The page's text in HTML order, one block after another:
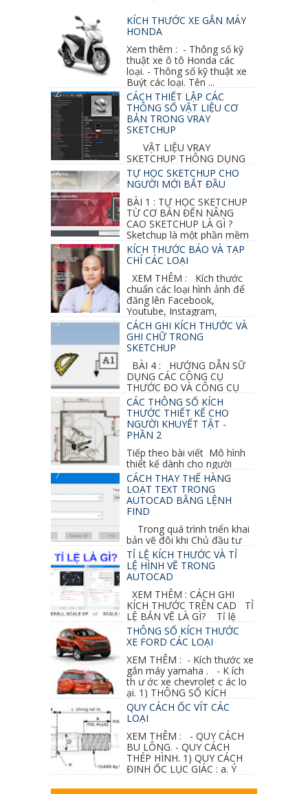
KÍCH THƯỚC XE GẮN MÁY
HONDA
Xem thêm : - Thông số kỹ
thuật xe ô tô Honda các
loại. - Thông số kỹ thuật xe
Buýt các loại. Tên ...
CÁCH THIẾT LẬP CÁC
THÔNG SỐ VẬT LIỆU CƠ
BẢN TRONG VRAY
SKETCHUP
VẬT LIỆU VRAY
SKETCHUP THÔNG DỤNG
NHẤT 1. VẬT LIỆU VRAY INOX BÓNG: ●
Diffuse : đen ● Reflection color ...
TỰ HỌC SKETCHUP CHO
NGƯỜI MỚI BẮT ĐẦU
BÀI 1 : TỰ HỌC SKETCHUP
TỪ CƠ BẢN ĐẾN NÂNG
CAO SKETCHUP LÀ GÌ ?
Sketchup là một phần mềm
vẽ 3d của Google, nó khá dễ sữ...
KÍCH THƯỚC BÁO VÀ TẠP
CHÍ CÁC LOẠI
XEM THÊM : Kích thước
chuẩn các loại hình ảnh để
đăng lên Facebook,
Youtube, Instagram,
Linkedin, Pinterest...CÁCH GHI KÍCH THƯỚC VÀ
GHI CHỮ TRONG
SKETCHUP
BÀI 4 : HƯỚNG DẪN SỮ
DỤNG CÁC CÔNG CỤ
THƯỚC ĐO VÀ CÔNG CỤ
GHI CHỮ 2D, 3D TRONG SKETCHUP Ở bài
học trước ta đã...
CÁC THÔNG SỐ KÍCH
THƯỚC THIẾT KẾ CHO
NGƯỜI KHUYẾT TẬT -
PHẦN 2
Tiếp theo bài viết Mô hình
thiết kế dành cho người
khuyết tật ở phần 1 chúng ta cùng tìm hiểu
thêm các vấn đề và...
CÁCH THAY THẾ HÀNG
LOẠT TEXT TRONG
AUTOCAD BẰNG LỆNH
FIND
Trong quá trình triển khai
bản vẽ đôi khi Chủ đầu tư
thay đổi thiết kế hoặc do bản vẽ mình ghi chú
sai mục nào đó...
TỈ LỆ KÍCH THƯỚC VÀ TỈ
LỆ HÌNH VẼ TRONG
AUTOCAD
XEM THÊM : CÁCH GHI
KÍCH THƯỚC TRÊN CAD TỈ
LỆ BẢN VẼ LÀ GÌ? Tỉ lệ
của hình vẽ trong bản vẽ thiết kế kiến trúc...
THÔNG SỐ KÍCH THƯỚC
XE FORD CÁC LOẠI
XEM THÊM : - Kích thước xe
gắn máy yamaha . - K ích
th ư ớc xe chevrolet c ác lo
ại. 1) THÔNG SỐ KÍCH
QUY CÁCH ỐC VÍT CÁC
LOẠI
XEM THÊM : - QUY CÁCH
BU LÔNG. - QUY CÁCH
THÉP HÌNH. 1) QUY CÁCH
ĐINH ỐC LỤC GIÁC : a. Ý